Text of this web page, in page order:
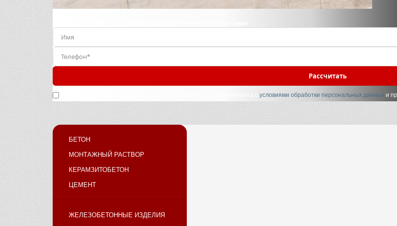
Рассчитать
Нажимая кнопку «Отправить», вы подтверждаете, что ознакомились сусловиями обработки персональных данных и
БЕТОН
МОНТАЖНЫЙ РАСТВОР
КЕРАМЗИТОБЕТОН
ЦЕМЕНТ
ЖЕЛЕЗОБЕТОННЫЕ ИЗДЕЛИЯ